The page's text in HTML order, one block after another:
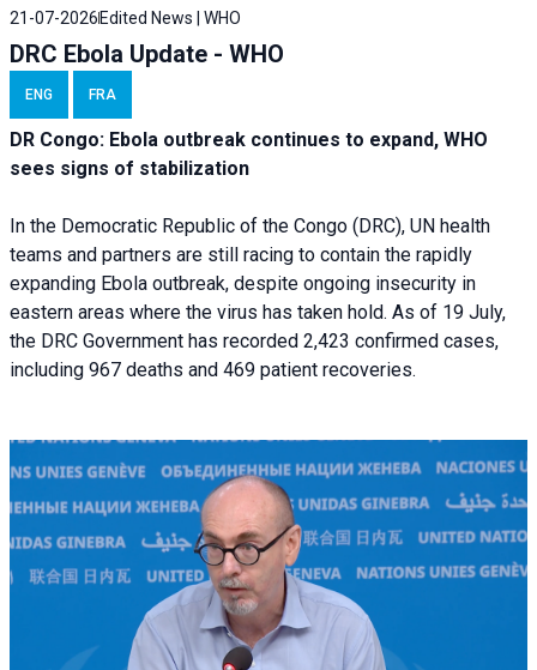
21-07-2026 Edited News | WHO
DRC Ebola Update - WHO
ENG FRA
DR Congo: Ebola outbreak continues to expand, WHO
sees signs of stabilization
In the Democratic Republic of the Congo (DRC), UN health
teams and partners are still racing to contain the rapidly
expanding Ebola outbreak, despite ongoing insecurity in
eastern areas where the virus has taken hold. As of 19 July,
the DRC Government has recorded 2,423 confirmed cases,
including 967 deaths and 469 patient recoveries.